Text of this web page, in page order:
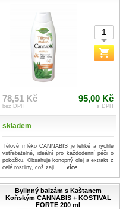
78,51 Kč
bez DPH
95,00 Kč
s DPH
skladem
Tělové mléko CANNABIS je lehké a rychle
vstřebatelné, ideální pro každodenní péči o
pokožku. Obsahuje konopný olej a extrakt z
celé rostliny, což zaji...
...více
Bylinný balzám s Kaštanem
Koňským CANNABIS + KOSTIVAL
FORTE 200 ml